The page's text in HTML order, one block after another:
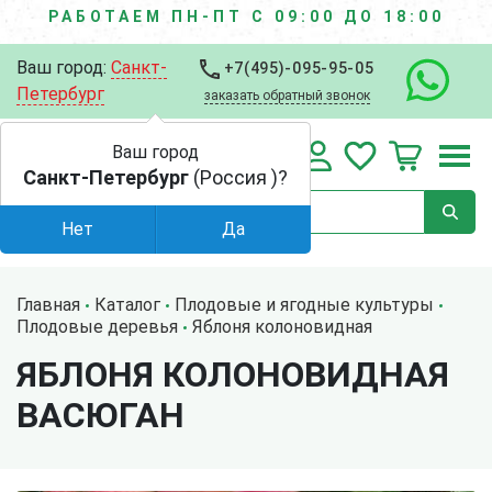
РАБОТАЕМ ПН-ПТ С 09:00 ДО 18:00
Ваш город: Санкт-
Петербург
+7(495)-095-95-05
заказать обратный звонок
Главная Каталог
Плодовые и ягодные культуры
Плодовые деревья
Яблоня колоновидная
ЯБЛОНЯ КОЛОНОВИДНАЯ
ВАСЮГАН
Ваш город
Санкт-Петербург (Россия )?
Нет Да